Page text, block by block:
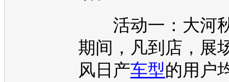
活动一：大河
期间，凡到店，展
风日产车型的用户